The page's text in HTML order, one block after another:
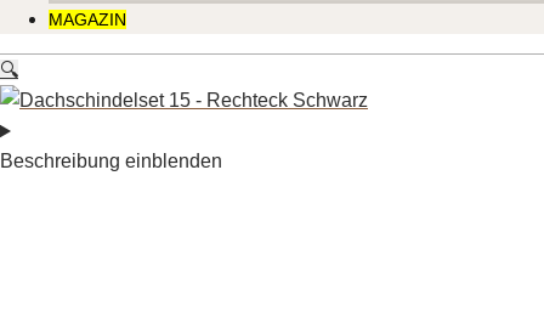
MAGAZIN
🔍
Beschreibung einblenden